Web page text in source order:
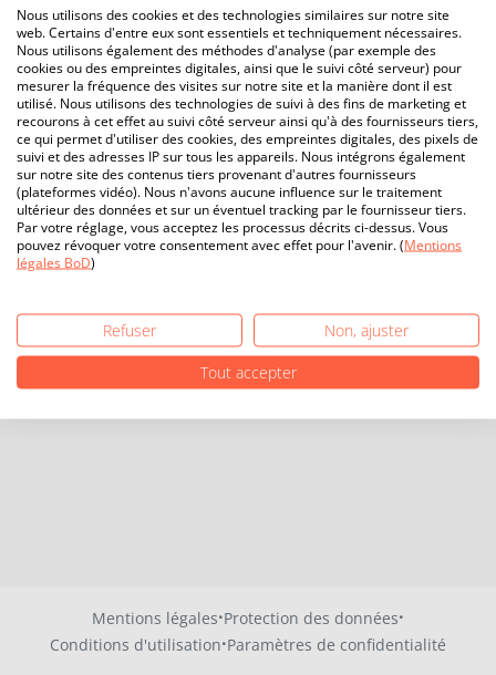
Mentions légales·Protection des données·
Conditions d'utilisation·Paramètres de confidentialité
Nous utilisons des cookies et des technologies similaires sur notre site
web. Certains d'entre eux sont essentiels et techniquement nécessaires.
Nous utilisons également des méthodes d'analyse (par exemple des
cookies ou des empreintes digitales, ainsi que le suivi côté serveur) pour
mesurer la fréquence des visites sur notre site et la manière dont il est
utilisé. Nous utilisons des technologies de suivi à des fins de marketing et
recourons à cet effet au suivi côté serveur ainsi qu'à des fournisseurs tiers,
ce qui permet d'utiliser des cookies, des empreintes digitales, des pixels de
suivi et des adresses IP sur tous les appareils. Nous intégrons également
sur notre site des contenus tiers provenant d'autres fournisseurs
(plateformes vidéo). Nous n'avons aucune influence sur le traitement
ultérieur des données et sur un éventuel tracking par le fournisseur tiers.
Par votre réglage, vous acceptez les processus décrits ci-dessus. Vous
pouvez révoquer votre consentement avec effet pour l'avenir. (Mentions
légales BoD)
Refuser
Non, ajuster
Tout accepter